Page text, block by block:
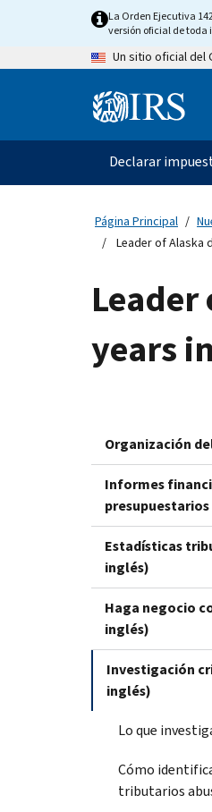
content
La Orden Ejecutiva
versión oficial de toda
Un sitio oficial del
Navegación
principal
Declarar
Página Principal
Leader of Alaska
years
Organización
Informes
Estadísticas
inglés)
Haga negocio
inglés)
Investigación
inglés)
Lo que
Cómo
tributarios